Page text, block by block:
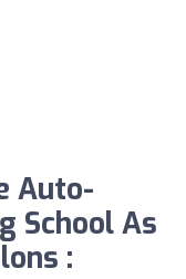
Auto-
School As
: